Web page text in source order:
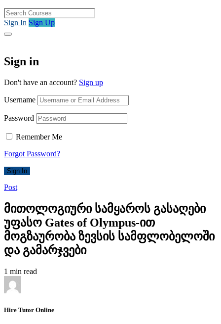
Sign In Sign Up
Sign in
Don't have an account? Sign up
Username
Password
Remember Me
Forgot Password?
Sign In
Post
მითოლოგიური სამყაროს გასაღები
უფასო Gates of Olympus-ით
მოგზაურობა ზევსის სამფლობელოში
და გამარჯვები
1 min read
Hire Tutor Online